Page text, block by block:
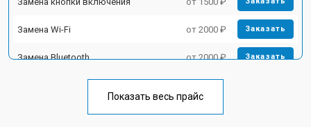
Замена Wi-Fi от 2000 ₽ Заказать
Замена Bluetooth от 2000 ₽ Заказать
Показать весь прайс